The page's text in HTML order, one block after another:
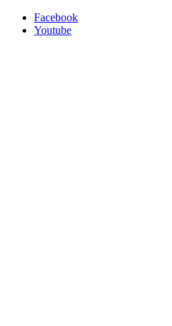
Facebook
Youtube